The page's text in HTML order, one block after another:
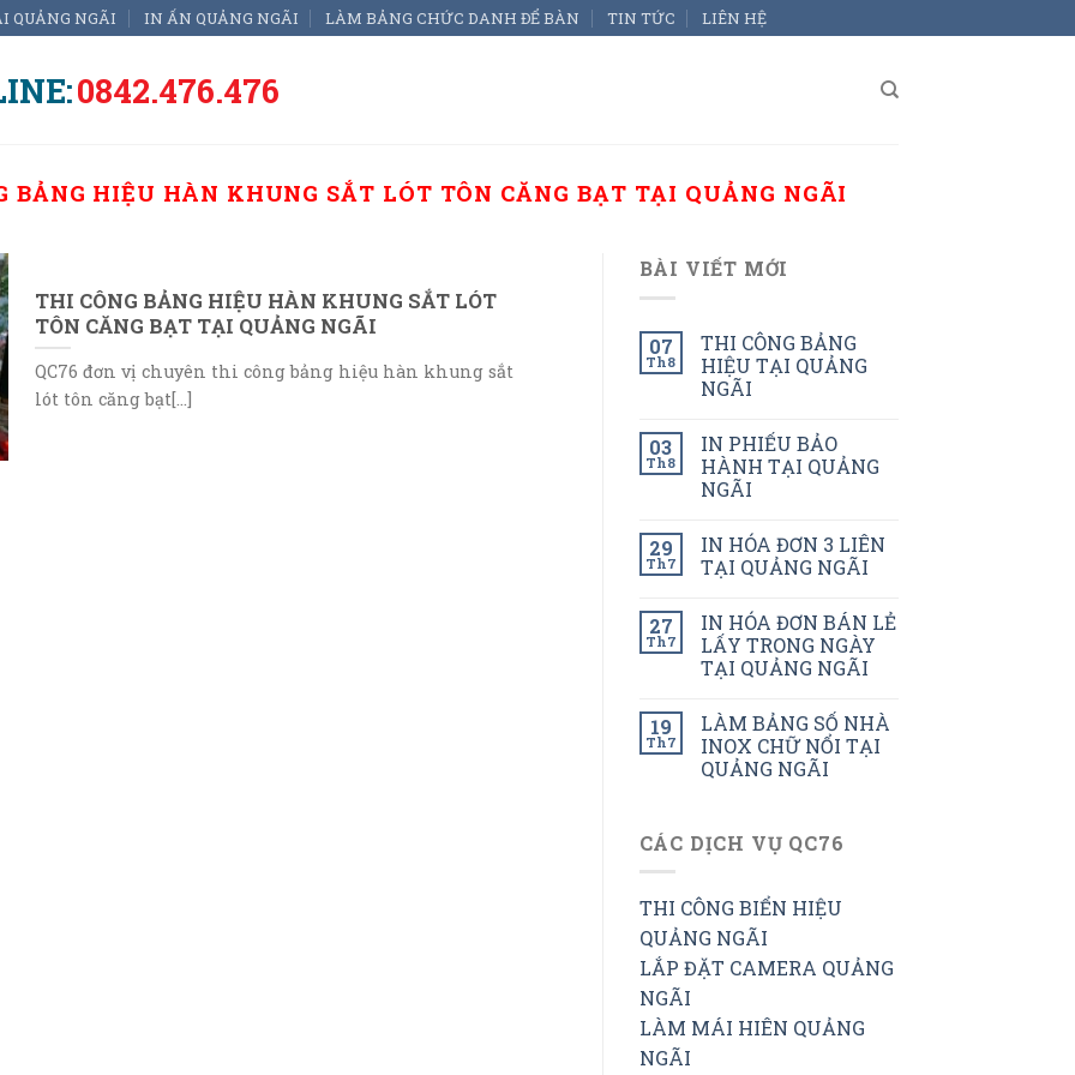
QUẢNG NGÃI IN ẤN QUẢNG NGÃI LÀM BẢNG CHỨC DANH ĐỂ BÀN TIN TỨC LIÊN HỆ
0842.476.476
BẢNG HIỆU HÀN KHUNG SẮT LÓT TÔN CĂNG BẠT TẠI QUẢNG NGÃI
THI CÔNG BẢNG HIỆU HÀN KHUNG SẮT LÓT
TÔN CĂNG BẠT TẠI QUẢNG NGÃI
QC76 đơn vị chuyên thi công bảng hiệu hàn khung sắt
lót tôn căng bạt[...]
BÀI VIẾT MỚI
07
Th8
THI CÔNG BẢNG
HIỆU TẠI QUẢNG
NGÃI
03
Th8
IN PHIẾU BẢO
HÀNH TẠI QUẢNG
NGÃI
29
Th7
IN HÓA ĐƠN 3 LIÊN
TẠI QUẢNG NGÃI
27
Th7
IN HÓA ĐƠN BÁN LẺ
LẤY TRONG NGÀY
TẠI QUẢNG NGÃI
19
Th7
LÀM BẢNG SỐ NHÀ
INOX CHỮ NỔI TẠI
QUẢNG NGÃI
CÁC DỊCH VỤ QC76
THI CÔNG BIỂN HIỆU
QUẢNG NGÃI
LẮP ĐẶT CAMERA QUẢNG
NGÃI
LÀM MÁI HIÊN QUẢNG
NGÃI